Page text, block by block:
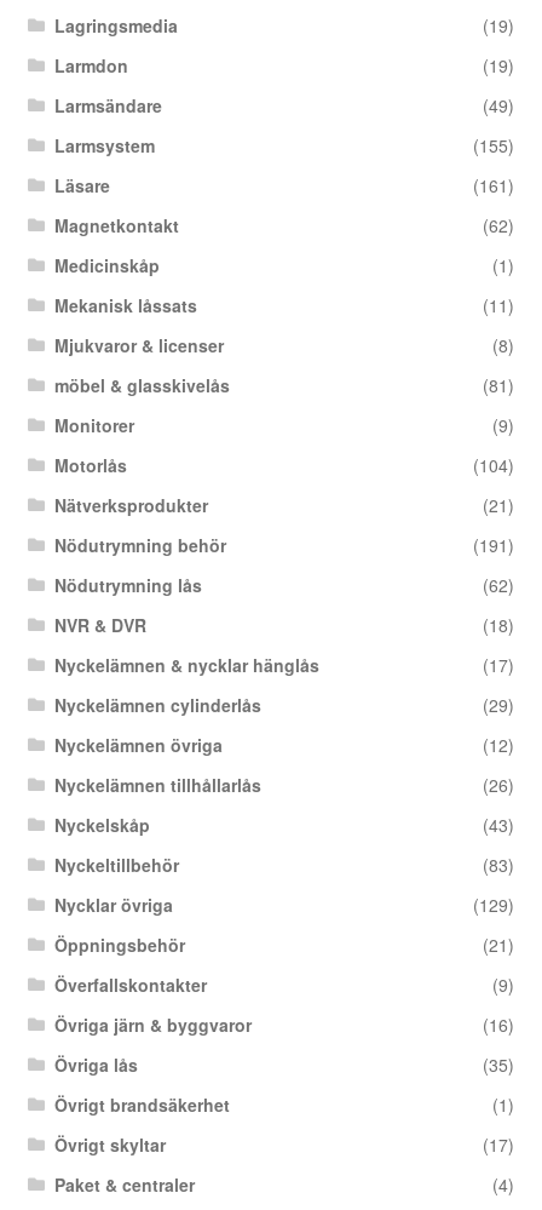
Lagringsmedia
(19)
Larmdon
(19)
Larmsändare
(49)
Larmsystem
(155)
Läsare
(161)
Magnetkontakt
(62)
Medicinskåp
(1)
Mekanisk låssats
(11)
Mjukvaror & licenser
(8)
möbel & glasskivelås
(81)
Monitorer
(9)
Motorlås
(104)
Nätverksprodukter
(21)
Nödutrymning behör
(191)
Nödutrymning lås
(62)
NVR & DVR
(18)
Nyckelämnen & nycklar hänglås
(17)
Nyckelämnen cylinderlås
(29)
Nyckelämnen övriga
(12)
Nyckelämnen tillhållarlås
(26)
Nyckelskåp
(43)
Nyckeltillbehör
(83)
Nycklar övriga
(129)
Öppningsbehör
(21)
Överfallskontakter
(9)
Övriga järn & byggvaror
(16)
Övriga lås
(35)
Övrigt brandsäkerhet
(1)
Övrigt skyltar
(17)
Paket & centraler
(4)